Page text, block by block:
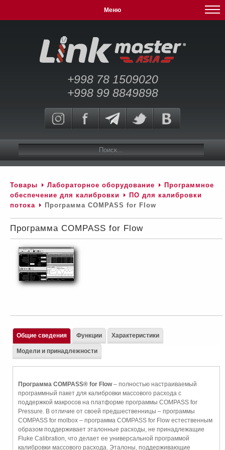
Меню
+998 78 1509020
+998 99 8849898
Товары Лабораторное оборудование
Программное
обеспечение для калибровки
ПО для калибровки
потока
Программа COMPASS for Flow
Программа COMPASS for Flow
Общие сведения
Программа COMPASS® for Flow– полностью настраиваемый
программный пакет для калибровки массового расхода с
поддержкой макросов на платформе программы COMPASS for
Pressure. В отличие от своей предшественницы – программы
COMPASS for molbox – программа COMPASS for Flow естественным
образом поддерживает эталонные расходы, не принадлежащие
Fluke Calibration, что делает ее универсальной программой
калибровки массового расхода. Эталоны, поддерживающие
Функции Характеристики
Модели и принадлежности